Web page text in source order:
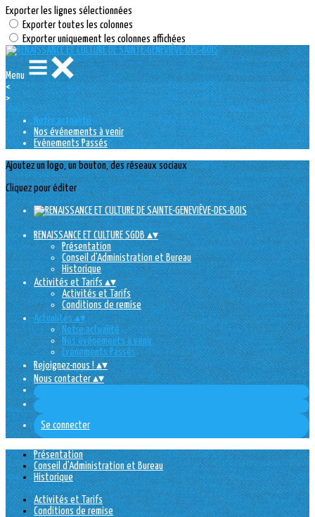
Exporter les lignes sélectionnées
Exporter toutes les colonnes
Exporter uniquement les colonnes affichées
Menu
<
>
Notre actualité
Nos événements à venir
Evénements Passés
Ajoutez un logo, un bouton, des réseaux sociaux
Cliquez pour éditer
RENAISSANCE ET CULTURE SGDB▴▾
Présentation
Conseil d'Administration et Bureau
Historique
Activités et Tarifs▴▾
Activités et Tarifs
Conditions de remise
Actualités▴▾
Notre actualité
Nos événements à venir
Evénements Passés
Rejoignez-nous !▴▾
Nous contacter▴▾
Se connecter
Présentation
Conseil d'Administration et Bureau
Historique
Activités et Tarifs
Conditions de remise